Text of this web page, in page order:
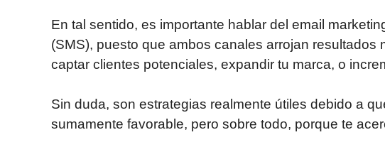
En tal sentido, es importante hablar del email
(SMS), puesto que ambos canales arrojan resultados
captar clientes potenciales, expandir tu marca, o
Sin duda, son estrategias realmente útiles debido a
sumamente favorable, pero sobre todo, porque te